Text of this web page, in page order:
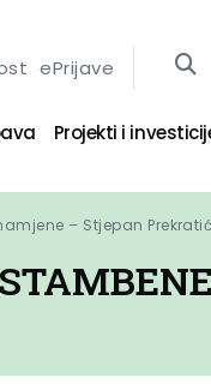
ePrijave
Projekti i
– Stjepan Prekratić